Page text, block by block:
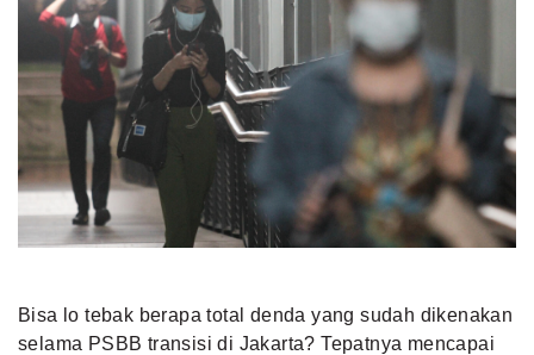
Bisa lo tebak berapa total denda yang sudah dikenakan
selama PSBB transisi di Jakarta? Tepatnya mencapai